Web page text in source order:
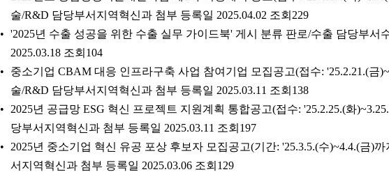
술/R&D 담당부서지역혁신과 첨부 등록일 2025.04.02 조회229
'2025년 수출 성공을 위한 수출 실무 가이드북' 게시 분류 판로/수출 담당부서
2025.03.18 조회104
중소기업 CBAM 대응 인프라구축 사업 참여기업 모집공고(접수: '25.2.21.(금
술/R&D 담당부서지역혁신과 첨부 등록일 2025.03.11 조회138
2025년 공급망 ESG 혁신 프로젝트 지원계획 통합공고(접수: '25.2.25.(화
당부서지역혁신과 첨부 등록일 2025.03.11 조회197
2025년 중소기업 혁신 유공 포상 후보자 모집공고(기간: '25.3.5.(수)~4.4.(금)
서지역혁신과 첨부 등록일 2025.03.06 조회129